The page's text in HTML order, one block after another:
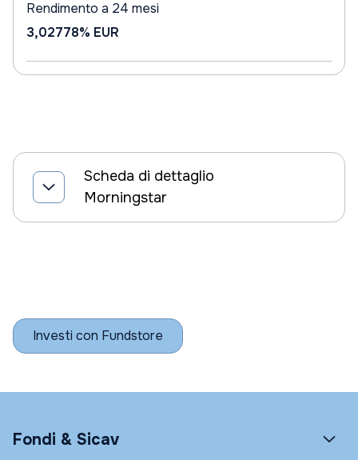
Rendimento a 24 mesi
3,02778% EUR
Scheda di dettaglio
Morningstar
Investi con Fundstore
Fondi & Sicav